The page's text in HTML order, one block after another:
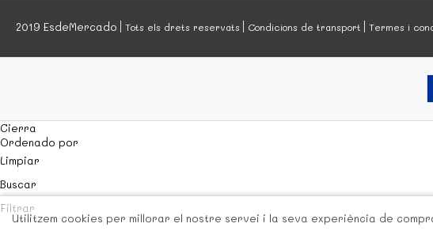
2019 EsdeMercado Tots els drets reservats Condicions de transport Termes i
Utilitzem cookies per millorar el nostre servei i la seva experiència de
Cierra
Ordenado por
Limpiar
Buscar
Filtrar